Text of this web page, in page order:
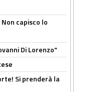
capisco lo
Di Lorenzo"
Si prenderà la